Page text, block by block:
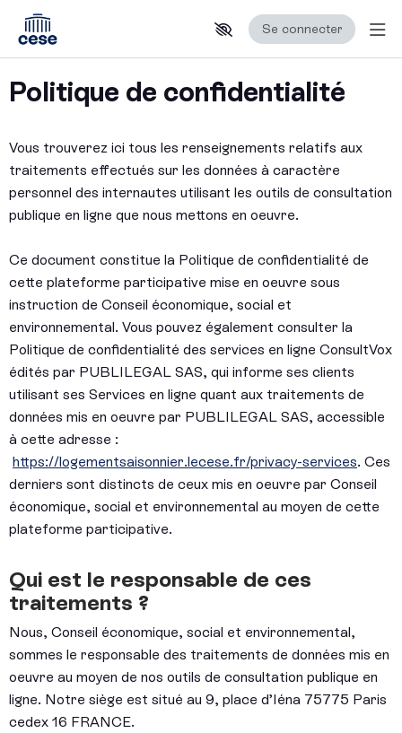
Se connecter
Politique de confidentialité
Vous trouverez ici tous les renseignements relatifs aux
traitements effectués sur les données à caractère
personnel des internautes utilisant les outils de consultation
publique en ligne que nous mettons en oeuvre.
Ce document constitue la Politique de confidentialité de
cette plateforme participative mise en oeuvre sous
instruction de Conseil économique, social et
environnemental. Vous pouvez également consulter la
Politique de confidentialité des services en ligne ConsultVox
édités par PUBLILEGAL SAS, qui informe ses clients
utilisant ses Services en ligne quant aux traitements de
données mis en oeuvre par PUBLILEGAL SAS, accessible
à cette adresse :
https://logementsaisonnier.lecese.fr/privacy-services. Ces
derniers sont distincts de ceux mis en oeuvre par Conseil
économique, social et environnemental au moyen de cette
plateforme participative.
Qui est le responsable de ces
traitements ?
Nous, Conseil économique, social et environnemental,
sommes le responsable des traitements de données mis en
oeuvre au moyen de nos outils de consultation publique en
ligne. Notre siège est situé au 9, place d’Iéna 75775 Paris
cedex 16 FRANCE.